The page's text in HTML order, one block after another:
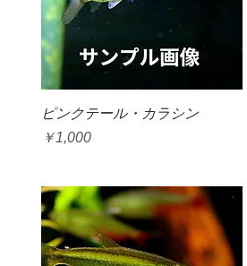
クイックビュー
ピンクテール・カラシン
価格
￥1,000